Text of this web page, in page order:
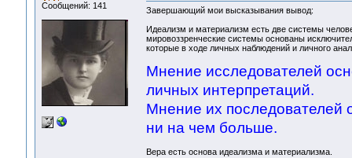
Сообщений: 141
Завершающий мои высказывания вывод:
Идеализм и материализм есть две системы
мировоззренческие системы основаны
которые в ходе личных наблюдений и личного
Мнение исследователей
личных интерпретаций.
Мнение их последователей
ни на чем больше.
Вера есть основа идеализма и материализма.